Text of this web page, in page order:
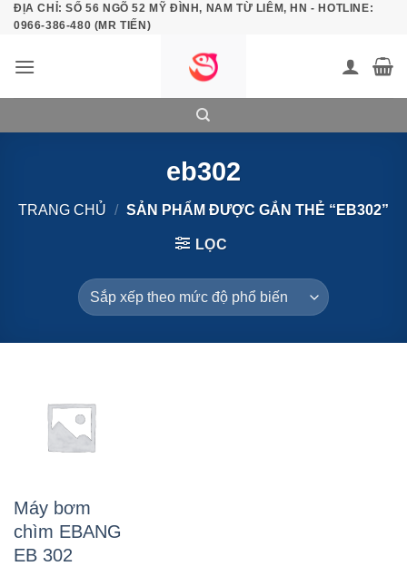
Bỏ
qua
dung
ĐỊA CHỈ: SỐ 56 NGÕ 52 MỸ ĐÌNH, NAM TỪ LIÊM, HN - HOTLINE:
0966-386-480 (MR TIẾN)
eb302
TRANG CHỦ / SẢN PHẨM ĐƯỢC GẮN THẺ “EB302”
LỌC
Máy bơm
chìm EBANG
EB 302